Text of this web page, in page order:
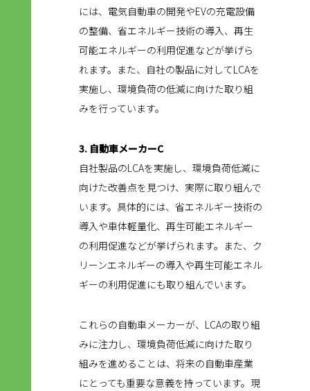
には、電気自動車の開発やEVの充電設備
の整備、省エネルギー技術の導入、再生
可能エネルギーの利用促進などが挙げら
れます。また、自社の製品に対してLCAを
実施し、環境負荷の低減に向けた取り組
みを行っています。
3. 自動車メーカーC
自社製品のLCAを実施し、環境負荷低減に
向けた改善点を見つけ、実際に取り組んで
います。具体的には、省エネルギー技術の
導入や車体軽量化、再生可能エネルギー
の利用促進などが挙げられます。また、ク
リーンエネルギーの導入や再生可能エネル
ギーの利用促進にも取り組んでいます。
これらの自動車メーカーが、LCAの取り組
みに注力し、環境負荷低減に向けた取り
組みを進めることは、将来の自動車産業
にとっても重要な意義を持っています。現